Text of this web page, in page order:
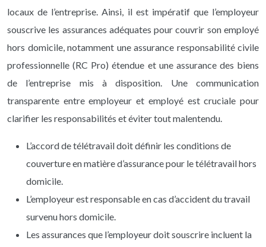
locaux de l’entreprise. Ainsi, il est impératif que l’employeur
souscrive les assurances adéquates pour couvrir son employé
hors domicile, notamment une assurance responsabilité civile
professionnelle (RC Pro) étendue et une assurance des biens
de l’entreprise mis à disposition. Une communication
transparente entre employeur et employé est cruciale pour
clarifier les responsabilités et éviter tout malentendu.
L’accord de télétravail doit définir les conditions de
couverture en matière d’assurance pour le télétravail hors
domicile.
L’employeur est responsable en cas d’accident du travail
survenu hors domicile.
Les assurances que l’employeur doit souscrire incluent la